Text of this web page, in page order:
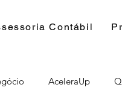
Contábil
AceleraUp